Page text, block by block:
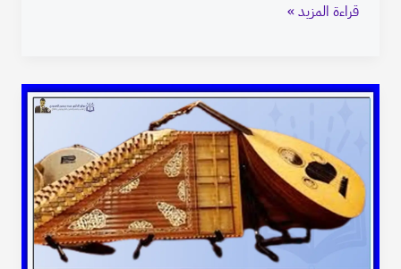
قراءة المزيد »
الثقافة
والغنائية